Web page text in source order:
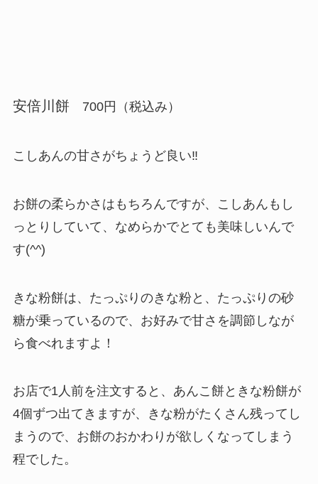
安倍川餅 700円（税込み）
こしあんの甘さがちょうど良い‼
お餅の柔らかさはもちろんですが、こしあんもし
っとりしていて、なめらかでとても美味しいんで
す(^^)
きな粉餅は、たっぷりのきな粉と、たっぷりの砂
糖が乗っているので、お好みで甘さを調節しなが
ら食べれますよ！
お店で1人前を注文すると、 あんこ餅ときな粉餅が
4個ずつ出てきますが、きな粉がたくさん残ってし
まうので、お餅のおかわりが欲しくなってしまう
程でした。